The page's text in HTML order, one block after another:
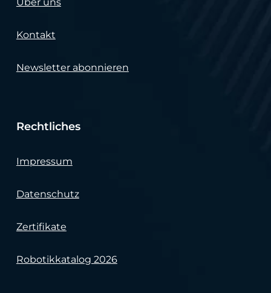
Kontakt
Newsletter abonnieren
Rechtliches
Impressum
Datenschutz
Zertifikate
Robotikkatalog 2026